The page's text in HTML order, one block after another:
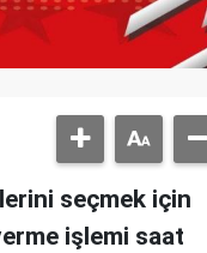
seçmek için
işlemi saat